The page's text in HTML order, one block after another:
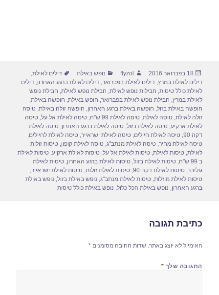
פורסם
בתאריך
18 בפברואר 2016 מחבר
flyzol קטגוריות
נופש באילת תגיות
דילים לאילת,
דילים לאילת במרץ,דילים לאילת בפברואר,דילים לאילת ברגע האחרון,דילים
לאילת כולל טיסות, חבילות נופש לאילת, חבילת נופש לאילת, חבילת נופש
לאילת במרץ, חבילת נופש לאילת בפברואר, חופש באילת, חופשה באילת,
חופשה באילת בזול, חופשה באילת ברגע האחרון, חופשה זולה באילת,טיסה
זולה לאילת,טיסה לאילת,טיסה לאילת 99 ש"ח ,טיסה לאילת אל על,טיסה
לאילת ארקיע,טיסה לאילת בזול,טיסה לאילת ברגע האחרון,טיסה לאילת
דקה 90
,טיסה לאילת חיילים,טיסה לאילת ישראייר,טיסה לאילת לחיילים,
טיסה לאילת מחיר,טיסה לאילת מנתב"ג,טיסה לאילת קופון,טיסות זולות
לאילת,טיסות לאילת,טיסות לאילת אל על,טיסות לאילת ארקיע,טיסות לאילת
ב 99 ש"ח
,טיסות לאילת בזול,טיסות לאילת ברגע האחרון,טיסות לאילת
גוליבר,טיסות לאילת דקה 90 ,טיסות לאילת זולות,טיסות לאילת ישראייר,
טיסות לאילת מוזלות,טיסות לאילת מנתב"ג, נופש באילת בזול, נופש באילת
ברגע האחרון, נופש באילת הכל כלול, נופש באילת כולל טיסות
כתיבת תגובה
האימייל לא יוצג באתר. שדות החובה מסומנים*
התגובה שלך *